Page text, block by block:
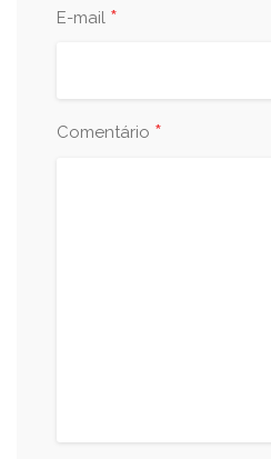
E-mail *
Comentário *